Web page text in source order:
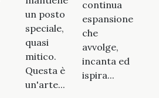
un posto
speciale,
quasi
mitico.
Questa è
un'arte...
continua
espansione
che
avvolge,
incanta ed
ispira...